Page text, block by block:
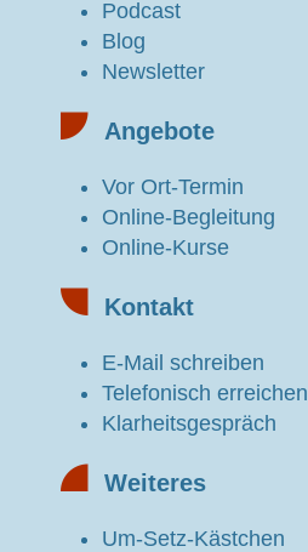
Podcast
Blog
Newsletter
Angebote
Vor Ort-Termin
Online-Begleitung
Online-Kurse
Kontakt
E-Mail schreiben
Telefonisch erreichen
Klarheitsgespräch
Weiteres
Um-Setz-Kästchen